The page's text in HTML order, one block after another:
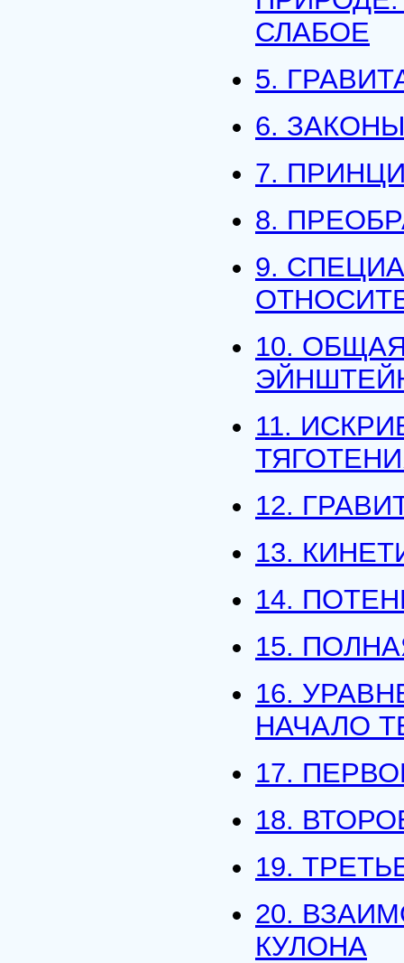
СЛАБОЕ
5.
6.
7.
8.
9.
10.
11.
12.
13.
14.
15.
16.
НАЧАЛО
17.
18.
19.
20.
КУЛОНА